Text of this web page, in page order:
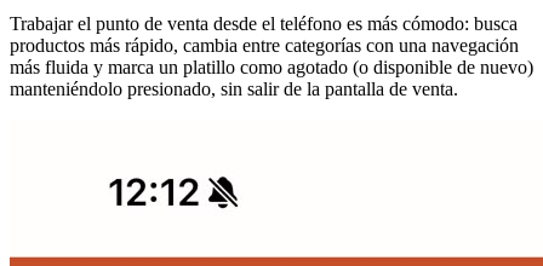
Trabajar el punto de venta desde el teléfono es más cómodo: busca
productos más rápido, cambia entre categorías con una navegación
más fluida y marca un platillo como agotado (o disponible de nuevo)
manteniéndolo presionado, sin salir de la pantalla de venta.